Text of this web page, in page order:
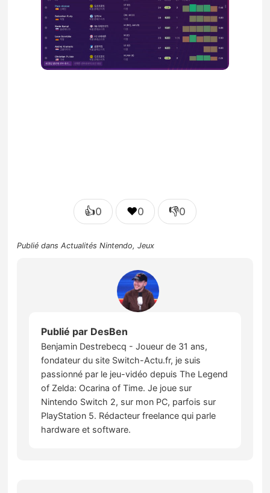
👍0 ❤️0 👎0
Publié dansActualités Nintendo,Jeux
Publié par DesBen
Benjamin Destrebecq - Joueur de 31 ans,
fondateur du site Switch-Actu.fr, je suis
passionné par le jeu-vidéo depuis The Legend
of Zelda: Ocarina of Time. Je joue sur
Nintendo Switch 2, sur mon PC, parfois sur
PlayStation 5. Rédacteur freelance qui parle
hardware et software.